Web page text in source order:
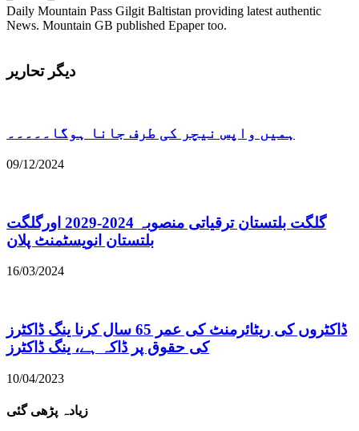
Daily Mountain Pass Gilgit Baltistan providing latest authentic
News. Mountain GB published Epaper too.
دیگر تحاریر
ہمیں واپس نیچر کی طرف جانا ہوگا۔۔۔۔۔
09/12/2024
گلگت بلتستان ترقیاتی منصوبہ 2024-2029 اورگلگت
بلتستان انویسٹمنٹ پلان
16/03/2024
ڈاکٹروں کی ریٹائرمنٹ کی عمر 65 سال کرنا ینگ ڈاکٹرز
کی حقوق پر ڈاکہ ہے، ینگ ڈاکٹرز
10/04/2023
زیادہ پڑھی گئی